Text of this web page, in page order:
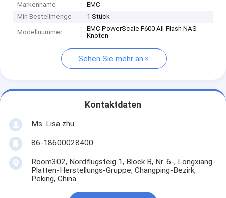
Markenname
EMC
Min Bestellmenge
1 Stück
Modellnummer
EMC PowerScale F600 All-Flash NAS-
Knoten
Sehen Sie mehr an
Kontaktdaten
Ms. Lisa zhu
86-18600028400
Room302, Nordflugsteig 1, Block B, Nr. 6-, Longxiang-
Platten-Herstellungs-Gruppe, Changping-Bezirk,
Peking, China